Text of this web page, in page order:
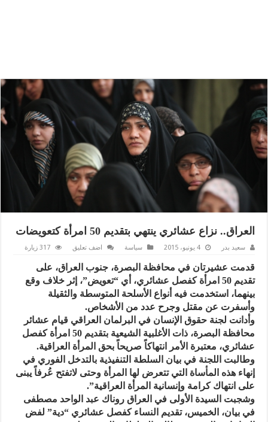
العراق.. نزاع عشائري ينتهي بتقديم 50 امرأة كتعويضات
سعيد بدر 4 يونيو، 2015 سياسة اضف تعليق 317 زيارة
قدمت عشيرتان في محافظة البصرة، جنوب العراق، على
تقديم 50 امرأة كفصل عشائري، أي “تعويض”، إثر خلاف وقع
بينهما، استخدمت فيه أنواع الأسلحة المتوسطة والثقيلة
وأسفرت عن مقتل وجرح عدد من الأشخاص.
وأدانت لجنة حقوق الإنسان في البرلمان العراقي قيام عشائر
محافظة البصرة، ذات الأغلبية الشيعية بتقديم 50 امرأة كفصل
عشائري، معتبرة الأمر انتهاكاً صريحاً بحق المرأة العراقية.
وطالبت اللجنة في بيان السلطة التنفيذية بالتدخل الفوري في
إنهاء هذه المأساة التي تتعرض لها المرأة وحتى لاتفتح عُرفاً يبنى
على انتهاك كرامة وإنسانية المرأة العراقية”.
وشجبت السيدة الأولى في العراق روناك عبد الواحد مصطفى
في بيان، الخميس، تقديم النساء كفصل عشائري “دية” لفض